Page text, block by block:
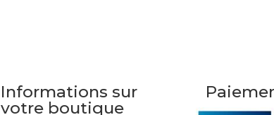
Informations sur
votre boutique